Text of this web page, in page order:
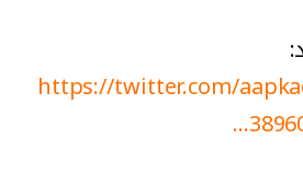
https://twitter.com/